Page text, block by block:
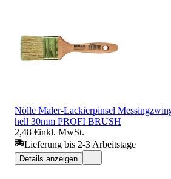
Nölle Maler-Lackierpinsel
hell 30mm PROFI BRUSH
2,48 €inkl. MwSt.
Lieferung bis 2-3 Arbeitstage
Details anzeigen